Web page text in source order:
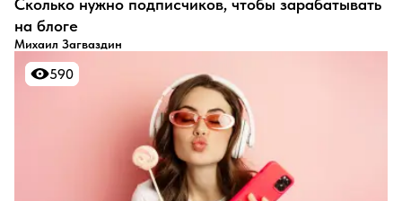
​Сколько нужно подписчиков, чтобы зарабатывать
на блоге
Михаил Загваздин
590
590